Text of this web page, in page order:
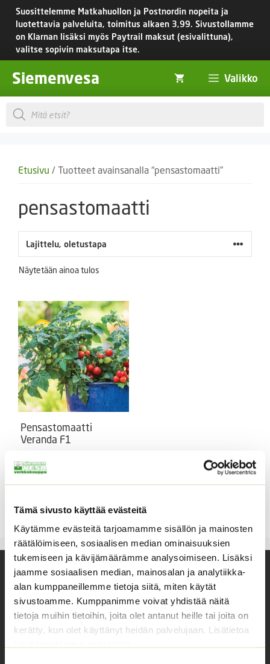
Tämä sivusto käyttää evästeitä
Käytämme evästeitä tarjoamamme sisällön ja mainosten
räätälöimiseen, sosiaalisen median ominaisuuksien
tukemiseen ja kävijämäärämme analysoimiseen. Lisäksi
jaamme sosiaalisen median, mainosalan ja analytiikka-
alan kumppaneillemme tietoja siitä, miten käytät
sivustoamme. Kumppanimme voivat yhdistää näitä
tietoja muihin tietoihin, joita olet antanut heille tai joita on
kerätty, kun olet käyttänyt heidän palvelujaan. Lisätietoa
Siirry
sisältöön
Suosittelemme Matkahuollon ja Postnordin nopeita ja
luotettavia palveluita, toimitus alkaen 3,99. Sivustollamme
on Klarnan lisäksi myös Paytrail maksut (esivalittuna),
valitse sopivin maksutapa itse.
Siemenvesa Valikko
Products
search
Etusivu / Tuotteet avainsanalla “pensastomaatti”
pensastomaatti
Näytetään ainoa tulos
Pensastomaatti
Veranda F1
ja pensastomaatti. Solanum
Lycopersicum Veranda F1
4,90 €
-
19,90 €
arvonlisäveron
Yhteystiedot
Asiakaspalvelu avoinna arkisin klo 10-17
02 631 9700